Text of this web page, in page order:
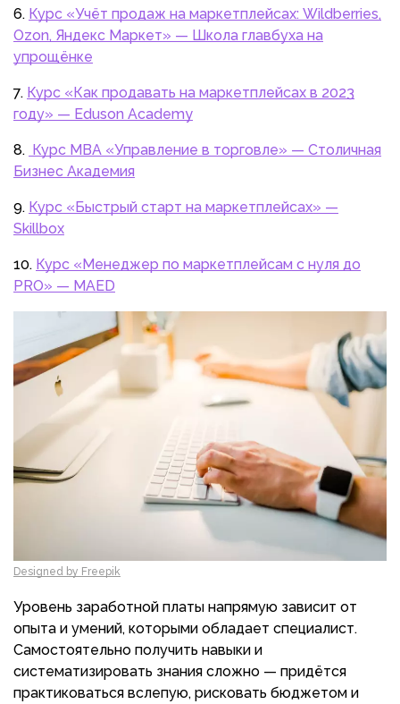
Курс «Учёт продаж на маркетплейсах: Wildberries,
Ozon, Яндекс Маркет» — Школа главбуха на
упрощёнке
Курс «Как продавать на маркетплейсах в 2023
году» — Eduson Academy
Курс MBA «Управление в торговле» — Столичная
Бизнес Академия
Курс «Быстрый старт на маркетплейсах» —
Skillbox
Курс «Менеджер по маркетплейсам с нуля до
PRO» — MAED
Designed by Freepik
Уровень заработной платы напрямую зависит от
опыта и умений, которыми обладает специалист.
Самостоятельно получить навыки и
систематизировать знания сложно — придётся
практиковаться вслепую, рисковать бюджетом и